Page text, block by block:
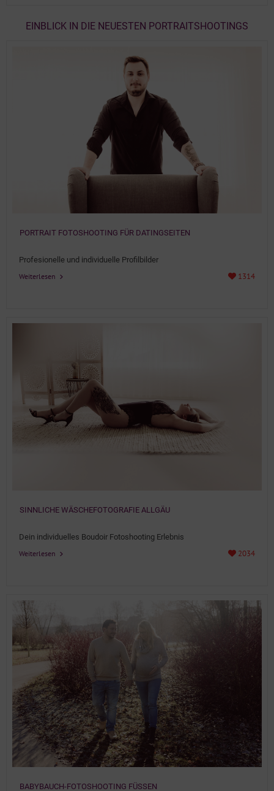
EINBLICK IN DIE NEUESTEN PORTRAITSHOOTINGS
PORTRAIT FOTOSHOOTING FÜR DATINGSEITEN
Profesionelle und individuelle Profilbilder
Weiterlesen
1314
SINNLICHE WÄSCHEFOTOGRAFIE ALLGÄU
Dein individuelles Boudoir Fotoshooting Erlebnis
Weiterlesen
2034
BABYBAUCH-FOTOSHOOTING FÜSSEN